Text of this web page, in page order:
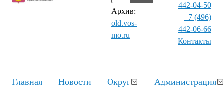
Архив:
old.vos-
mo.ru
442-04-50
+7 (496)
442-06-66
Контакты⁠
Главная Новости Округ Администрация